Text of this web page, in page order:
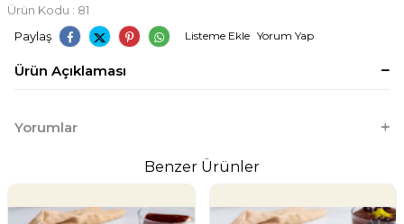
Ürün Kodu : 81
Paylaş
Listeme Ekle Yorum Yap
Ürün Açıklaması
Yorumlar
Benzer Ürünler